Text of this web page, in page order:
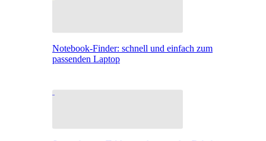
Notebook-Finder: schnell und einfach zum
passenden Laptop